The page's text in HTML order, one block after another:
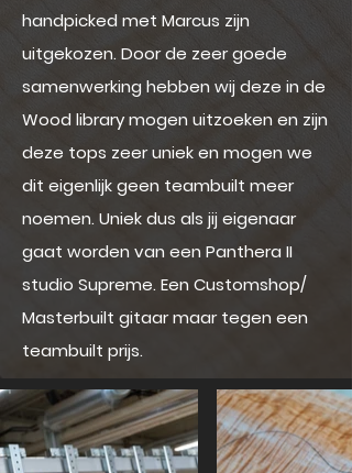
handpicked met Marcus zijn
uitgekozen. Door de zeer goede
samenwerking hebben wij deze in de
Wood library mogen uitzoeken en zijn
deze tops zeer uniek en mogen we
dit eigenlijk geen teambuilt meer
noemen. Uniek dus als jij eigenaar
gaat worden van een Panthera II
studio Supreme. Een Customshop/
Masterbuilt gitaar maar tegen een
teambuilt prijs.